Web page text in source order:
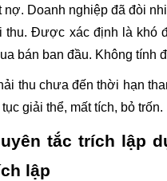
nợ. Doanh nghiệp đã đòi
thu. Được xác định là khó
bán ban đầu. Không tính
thu chưa đến thời hạn
tục giải thể, mất tích, bỏ trốn.
tắc trích lập
lập